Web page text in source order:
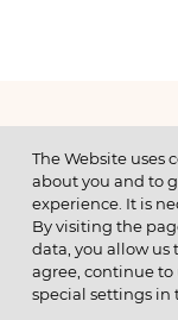
МЕНЮ
© 2026 ОАО
ПОЗВОНИТЕ
The Website uses
about you and to
experience. It is
By visiting the
data, you allow us
agree, continue to
special settings in